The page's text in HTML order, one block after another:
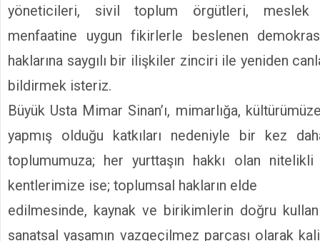
yöneticileri, sivil toplum örgütleri, meslek
menfaatine uygun fikirlerle beslenen
haklarına saygılı bir ilişkiler zinciri ile yeniden
bildirmek isteriz.
Büyük Usta Mimar Sinan’ı, mimarlığa,
yapmış olduğu katkıları nedeniyle bir kez
toplumumuza; her yurttaşın hakkı olan
kentlerimize ise; toplumsal hakların elde
edilmesinde, kaynak ve birikimlerin doğru
sanatsalyaşamın vazgeçilmez parçası olarak